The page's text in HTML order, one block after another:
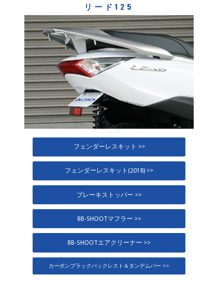
リード125
フェンダーレスキット >>
フェンダーレスキット(2018) >>
ブレーキストッパー >>
BB-SHOOTマフラー >>
BB-SHOOTエアクリーナー >>
カーボンブラックバックレスト＆タンデムバー >>